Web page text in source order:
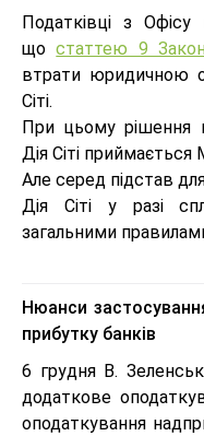
Податківці з Офісу
щостаттею 9
втрати юридичною
Сіті.
При цьому рішення
Дія Сіті приймається
Але серед підстав
Дія Сіті у разі
загальними
Нюанси
прибутку банків
6 грудня В.
додаткове
оподаткування